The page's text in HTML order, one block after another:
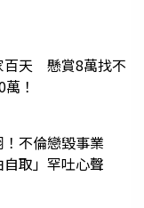
百天 懸賞8萬找不
！
！不倫戀毀事業
取」罕吐心聲